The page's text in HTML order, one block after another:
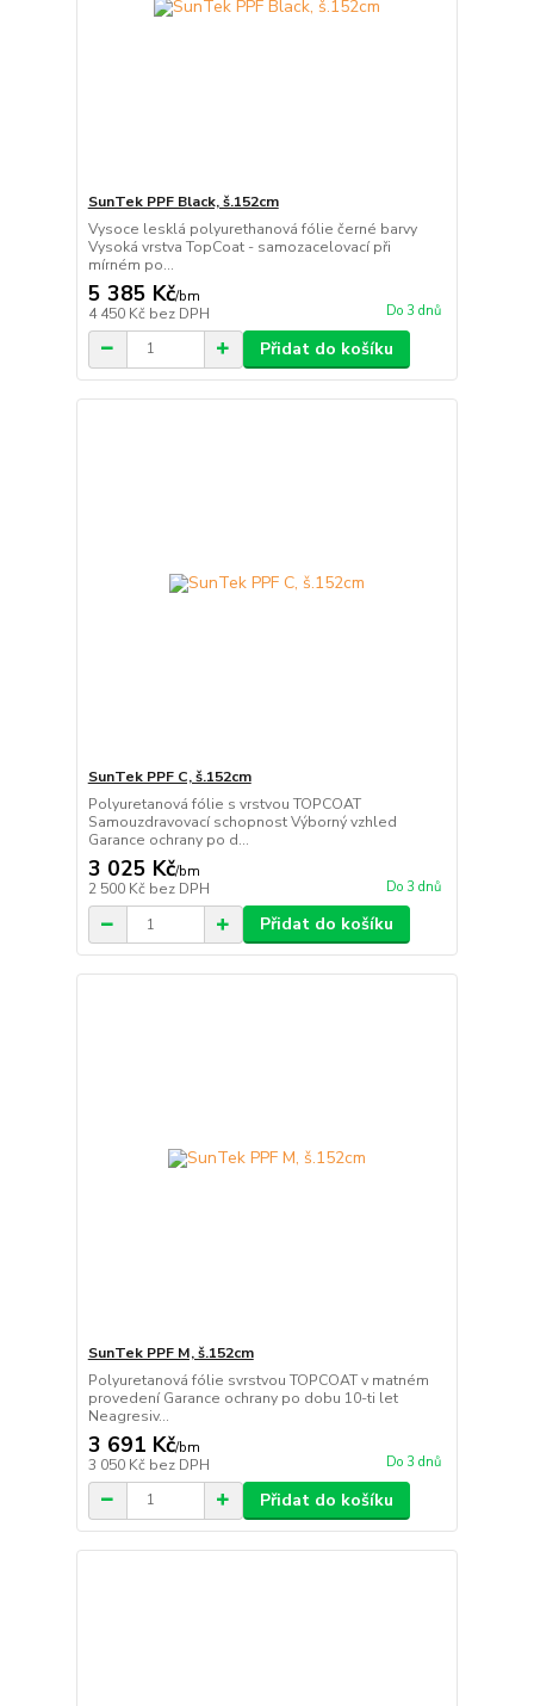
SunTek PPF Black, š.152cm
Vysoce lesklá polyurethanová fólie černé barvy
Vysoká vrstva TopCoat - samozacelovací při
mírném po...
5 385 Kč/bm
4 450 Kč bez DPH Do 3 dnů
Přidat do košíku
SunTek PPF C, š.152cm
Polyuretanová fólie s vrstvou TOPCOAT
Samouzdravovací schopnost Výborný vzhled
Garance ochrany po d...
3 025 Kč/bm
2 500 Kč bez DPH Do 3 dnů
Přidat do košíku
SunTek PPF M, š.152cm
Polyuretanová fólie svrstvou TOPCOAT v matném
provedení Garance ochrany po dobu 10-ti let
Neagresiv...
3 691 Kč/bm
3 050 Kč bez DPH Do 3 dnů
Přidat do košíku